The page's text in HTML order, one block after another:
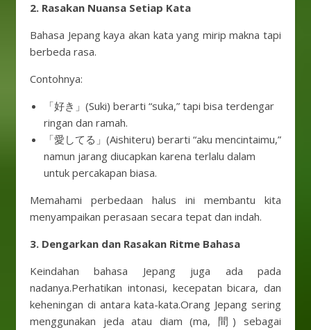
2. Rasakan Nuansa Setiap Kata
Bahasa Jepang kaya akan kata yang mirip makna tapi
berbeda rasa.
Contohnya:
「好き」(Suki) berarti “suka,” tapi bisa terdengar
ringan dan ramah.
「愛してる」(Aishiteru) berarti “aku mencintaimu,”
namun jarang diucapkan karena terlalu dalam
untuk percakapan biasa.
Memahami perbedaan halus ini membantu kita
menyampaikan perasaan secara tepat dan indah.
3. Dengarkan dan Rasakan Ritme Bahasa
Keindahan bahasa Jepang juga ada pada
nadanya.Perhatikan intonasi, kecepatan bicara, dan
keheningan di antara kata-kata.Orang Jepang sering
menggunakan jeda atau diam (ma, 間) sebagai